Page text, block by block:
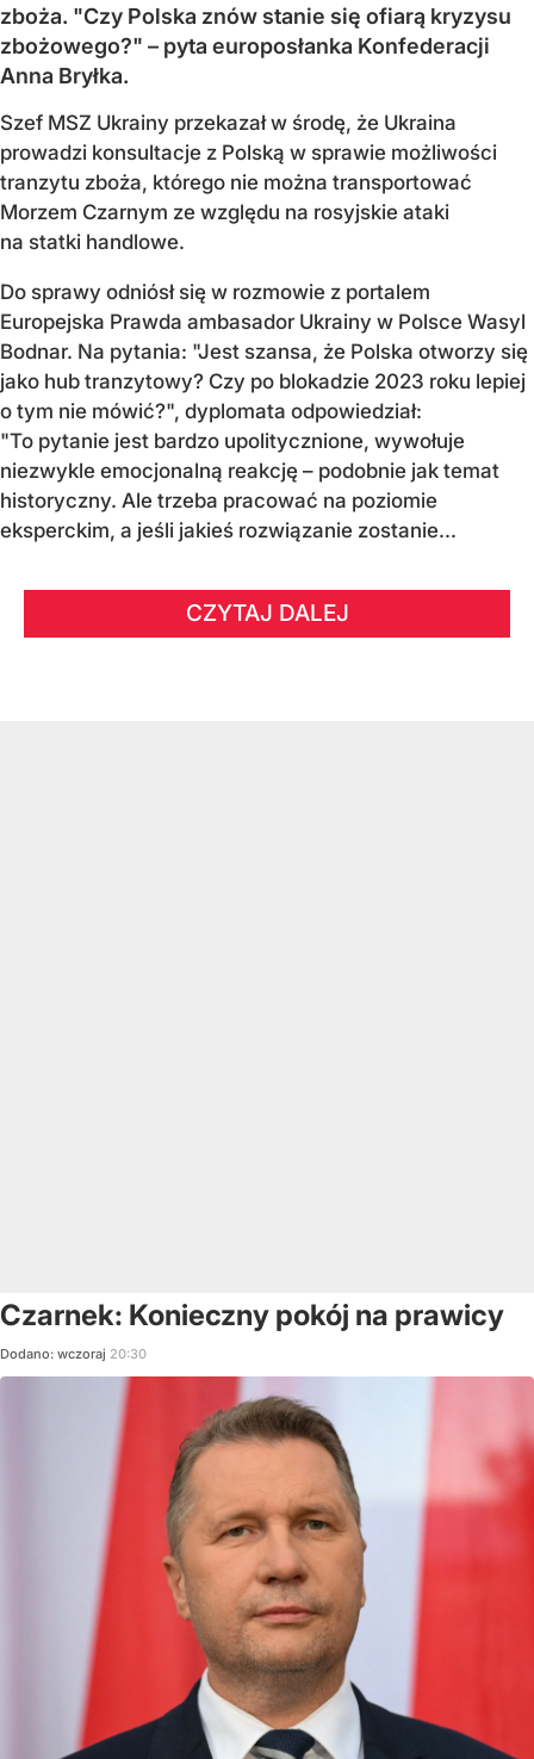
zboża. "Czy Polska znów stanie się ofiarą kryzysu
zbożowego?" – pyta europosłanka Konfederacji
Anna Bryłka.
Szef MSZ Ukrainy przekazał w środę, że Ukraina
prowadzi konsultacje z Polską w sprawie możliwości
tranzytu zboża, którego nie można transportować
Morzem Czarnym ze względu na rosyjskie ataki
na statki handlowe.
Do sprawy odniósł się w rozmowie z portalem
Europejska Prawda ambasador Ukrainy w Polsce Wasyl
Bodnar. Na pytania: "Jest szansa, że Polska otworzy się
jako hub tranzytowy? Czy po blokadzie 2023 roku lepiej
o tym nie mówić?", dyplomata odpowiedział:
"To pytanie jest bardzo upolitycznione, wywołuje
niezwykle emocjonalną reakcję – podobnie jak temat
historyczny. Ale trzeba pracować na poziomie
eksperckim, a jeśli jakieś rozwiązanie zostanie...
CZYTAJ DALEJ
Czarnek: Konieczny pokój na prawicy
Dodano: wczoraj 20:30